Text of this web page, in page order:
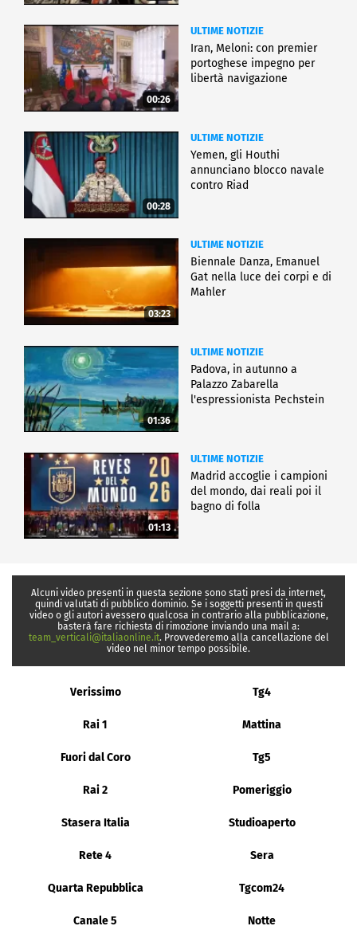
00:26
ULTIME NOTIZIE
Iran, Meloni: con premier
portoghese impegno per
libertà navigazione
00:28
ULTIME NOTIZIE
Yemen, gli Houthi
annunciano blocco navale
contro Riad
03:23
ULTIME NOTIZIE
Biennale Danza, Emanuel
Gat nella luce dei corpi e di
Mahler
01:36
ULTIME NOTIZIE
Padova, in autunno a
Palazzo Zabarella
l'espressionista Pechstein
01:13
ULTIME NOTIZIE
Madrid accoglie i campioni
del mondo, dai reali poi il
bagno di folla
Alcuni video presenti in questa sezione sono stati presi da internet,
quindi valutati di pubblico dominio. Se i soggetti presenti in questi
video o gli autori avessero qualcosa in contrario alla pubblicazione,
basterà fare richiesta di rimozione inviando una mail a:
team_verticali@italiaonline.it. Provvederemo alla cancellazione del
video nel minor tempo possibile.
Verissimo Tg4
Rai 1 Mattina
Fuori dal Coro Tg5
Rai 2 Pomeriggio
Stasera Italia Studioaperto
Rete 4 Sera
Quarta Repubblica Tgcom24
Canale 5 Notte